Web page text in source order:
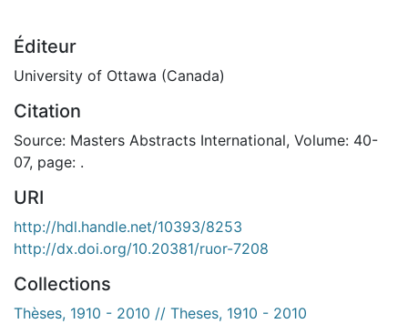
Éditeur
University of Ottawa (Canada)
Citation
Source: Masters Abstracts International, Volume: 40-
07, page: .
URI
http://hdl.handle.net/10393/8253
http://dx.doi.org/10.20381/ruor-7208
Collections
Thèses, 1910 - 2010 // Theses, 1910 - 2010